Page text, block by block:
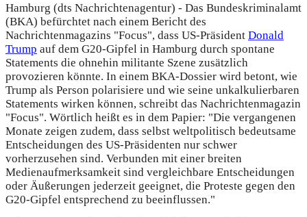
Hamburg (dts Nachrichtenagentur) - Das Bundeskriminalamt
(BKA) befürchtet nach einem Bericht des
Nachrichtenmagazins "Focus", dass US-Präsident Donald
Trump auf dem G20-Gipfel in Hamburg durch spontane
Statements die ohnehin militante Szene zusätzlich
provozieren könnte. In einem BKA-Dossier wird betont, wie
Trump als Person polarisiere und wie seine unkalkulierbaren
Statements wirken können, schreibt das Nachrichtenmagazin
"Focus". Wörtlich heißt es in dem Papier: "Die vergangenen
Monate zeigen zudem, dass selbst weltpolitisch bedeutsame
Entscheidungen des US-Präsidenten nur schwer
vorherzusehen sind. Verbunden mit einer breiten
Medienaufmerksamkeit sind vergleichbare Entscheidungen
oder Äußerungen jederzeit geeignet, die Proteste gegen den
G20-Gipfel entsprechend zu beeinflussen."